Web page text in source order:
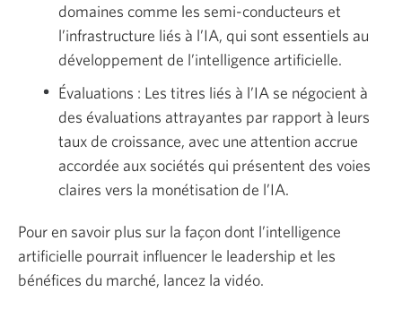
domaines comme les semi-conducteurs et
l’infrastructure liés à l’IA, qui sont essentiels au
développement de l’intelligence artificielle.
Évaluations : Les titres liés à l’IA se négocient à
des évaluations attrayantes par rapport à leurs
taux de croissance, avec une attention accrue
accordée aux sociétés qui présentent des voies
claires vers la monétisation de l’IA.
Pour en savoir plus sur la façon dont l’intelligence
artificielle pourrait influencer le leadership et les
bénéfices du marché, lancez la vidéo.